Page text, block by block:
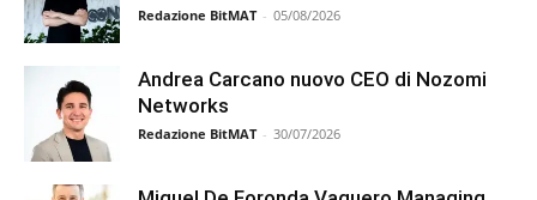
Redazione BitMAT - 05/08/2026
Andrea Carcano nuovo CEO di Nozomi
Networks
Redazione BitMAT - 30/07/2026